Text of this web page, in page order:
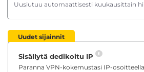
Uusiutuu automaattisesti kuukausittain
Uudet sijainnit
Sisällytä dedikoitu IP
Paranna VPN-kokemustasi IP-